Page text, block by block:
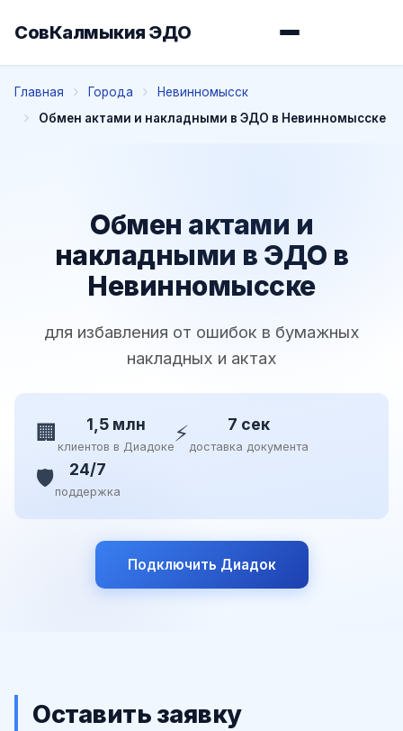
СовКалмыкия ЭДО
Главная Города
Невинномысск
Обмен актами и накладными в ЭДО в Невинномысске
Обмен актами и
накладными в ЭДО в
Невинномысске
для избавления от ошибок в бумажных
накладных и актах
🏢 1,5 млн
клиентов в Диадоке⚡ 7 сек
доставка документа
🛡️ 24/7
поддержка
Подключить Диадок
Оставить заявку